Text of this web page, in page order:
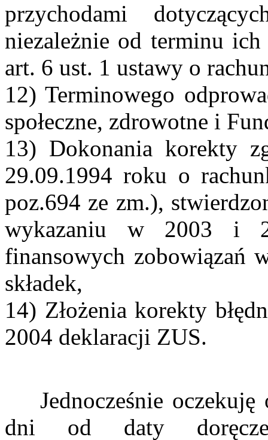
przychodami
niezależnie od terminu ich
art. 6 ust. 1 ustawy o
12) Terminowego
społeczne, zdrowotne i
13) Dokonania korekty
29.09.1994 roku o
poz.694 ze zm.),
wykazaniu w 2003 i
finansowych zobowiązań
składek,
14) Złożenia korekty
2004 deklaracji ZUS.
Jednocześnie oczekuję
dni od daty